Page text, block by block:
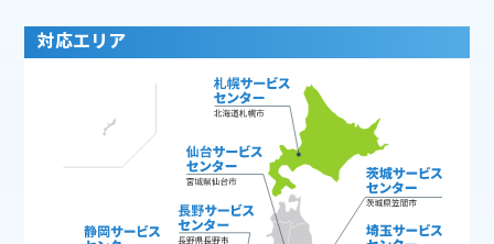
対応エリア